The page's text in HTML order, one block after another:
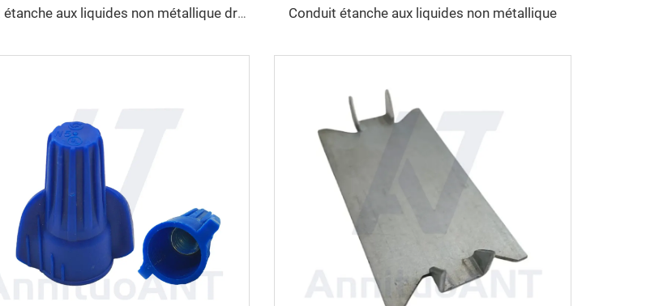
Conduit étanche aux liquides non métallique droit Conduit étanche aux liquides non métallique